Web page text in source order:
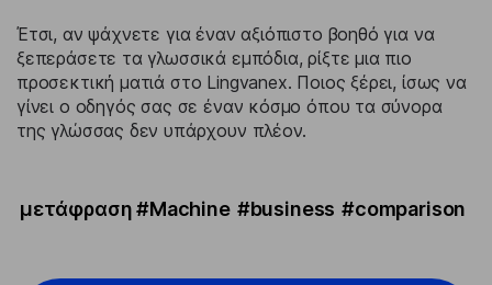
Έτσι, αν ψάχνετε για έναν αξιόπιστο βοηθό για να
ξεπεράσετε τα γλωσσικά εμπόδια, ρίξτε μια πιο
προσεκτική ματιά στο Lingvanex. Ποιος ξέρει, ίσως να
γίνει ο οδηγός σας σε έναν κόσμο όπου τα σύνορα
της γλώσσας δεν υπάρχουν πλέον.
μετάφραση #Machine #business #comparison